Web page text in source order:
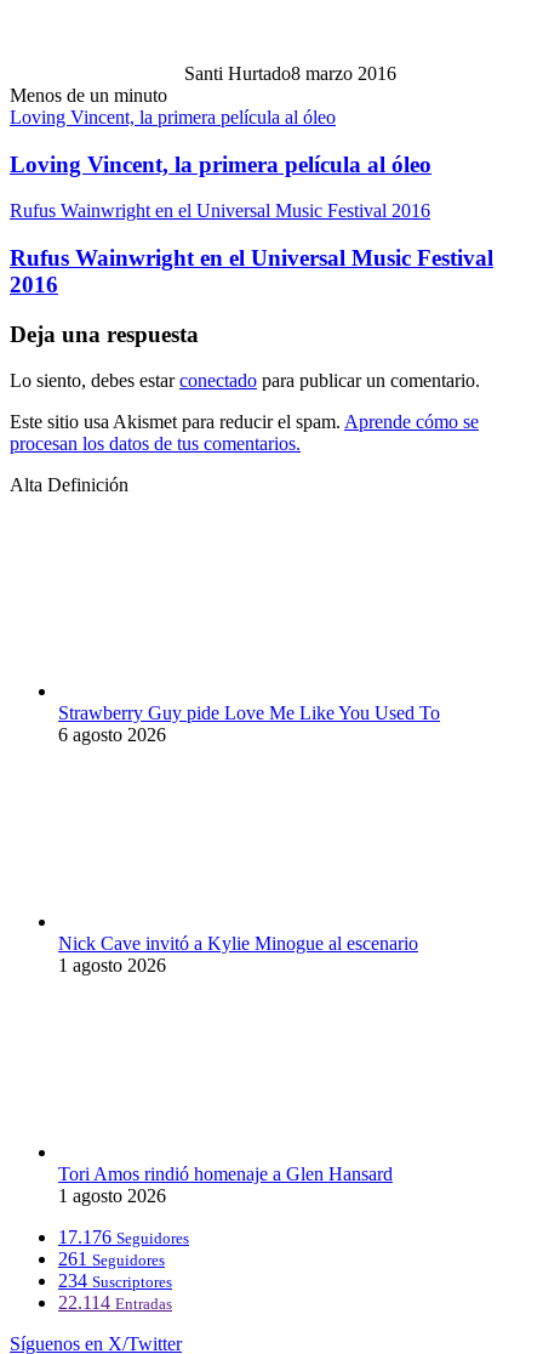
Santi Hurtado8 marzo 2016
Menos de un minuto
Loving Vincent, la primera película al óleo
Loving Vincent, la primera película al óleo
Rufus Wainwright en el Universal Music Festival 2016
Rufus Wainwright en el Universal Music Festival
2016
Deja una respuesta
Lo siento, debes estarconectado para publicar un comentario.
Este sitio usa Akismet para reducir el spam. Aprende cómo se
procesan los datos de tus comentarios.
Alta Definición
Strawberry Guy pide Love Me Like You Used To
6 agosto 2026
Nick Cave invitó a Kylie Minogue al escenario
1 agosto 2026
Tori Amos rindió homenaje a Glen Hansard
1 agosto 2026
17.176 Seguidores
261 Seguidores
234 Suscriptores
22.114 Entradas
Síguenos en X/Twitter